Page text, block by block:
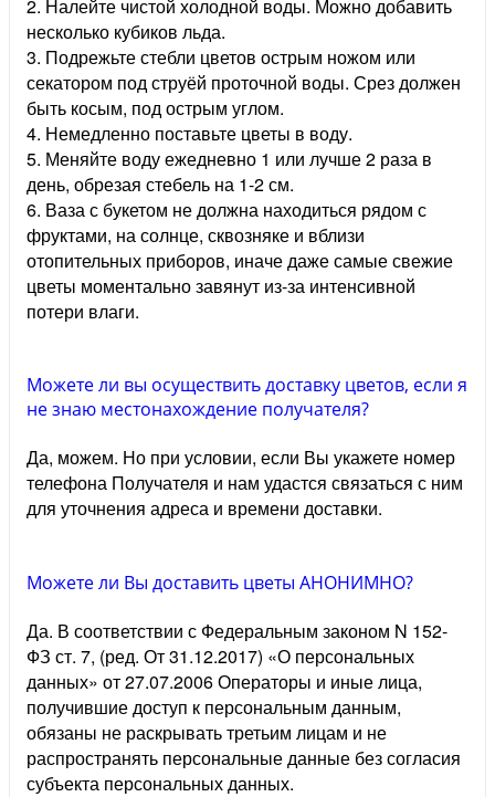
2. Налейте чистой холодной воды. Можно добавить
несколько кубиков льда.
3. Подрежьте стебли цветов острым ножом или
секатором под струёй проточной воды. Срез должен
быть косым, под острым углом.
4. Немедленно поставьте цветы в воду.
5. Меняйте воду ежедневно 1 или лучше 2 раза в
день, обрезая стебель на 1-2 см.
6. Ваза с букетом не должна находиться рядом с
фруктами, на солнце, сквозняке и вблизи
отопительных приборов, иначе даже самые свежие
цветы моментально завянут из-за интенсивной
потери влаги.
Можете ли вы осуществить доставку цветов, если я
не знаю местонахождение получателя?
Да, можем. Но при условии, если Вы укажете номер
телефона Получателя и нам удастся связаться с ним
для уточнения адреса и времени доставки.
Можете ли Вы доставить цветы АНОНИМНО?
Да. В соответствии с Федеральным законом N 152-
ФЗ ст. 7, (ред. От 31.12.2017) «О персональных
данных» от 27.07.2006 Операторы и иные лица,
получившие доступ к персональным данным,
обязаны не раскрывать третьим лицам и не
распространять персональные данные без согласия
субъекта персональных данных.